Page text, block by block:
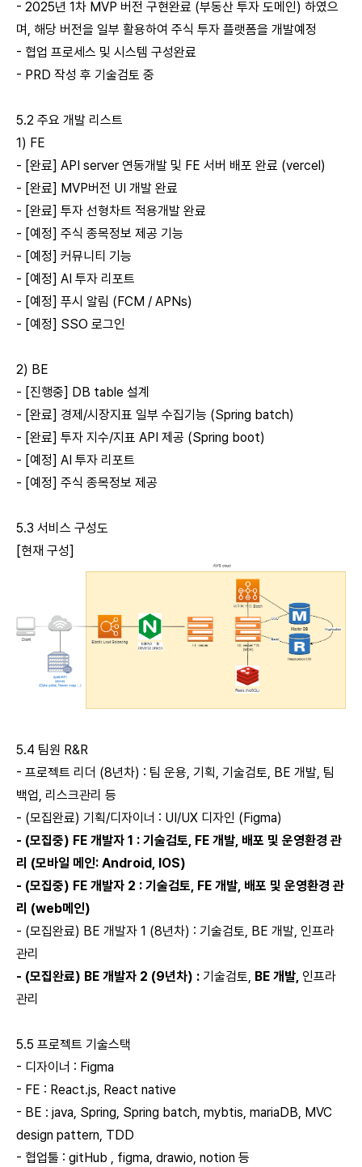
- 2025년 1차 MVP 버전 구현완료 (부동산 투자 도메인) 하였으
며, 해당 버전을 일부 활용하여 주식 투자 플랫폼을 개발예정
- 협업 프로세스 및 시스템 구성완료
- PRD 작성 후 기술검토 중
5.2 주요 개발 리스트
1) FE
- [완료] API server 연동개발 및 FE 서버 배포 완료 (vercel)
- [완료] MVP버전 UI 개발 완료
- [완료] 투자 선형차트 적용개발 완료
- [예정] 주식 종목정보 제공 기능
- [예정] 커뮤니티 기능
- [예정] AI 투자 리포트
- [예정] 푸시 알림 (FCM / APNs)
- [예정] SSO 로그인
2) BE
- [진행중] DB table 설계
- [완료] 경제/시장지표 일부 수집기능 (Spring batch)
- [완료] 투자 지수/지표 API 제공 (Spring boot)
- [예정] AI 투자 리포트
- [예정] 주식 종목정보 제공
5.3 서비스 구성도
[현재 구성]
5.4 팀원 R&R
- 프로젝트 리더 (8년차) : 팀 운용, 기획, 기술검토, BE 개발, 팀
백업, 리스크관리 등
- (모집완료) 기획/디자이너 : UI/UX 디자인 (Figma)
- (모집중) FE 개발자 1 : 기술검토, FE 개발, 배포 및 운영환경 관
리 (모바일 메인: Android, IOS)
- (모집중) FE 개발자 2 : 기술검토, FE 개발, 배포 및 운영환경 관
리 (web메인)
- (모집완료) BE 개발자 1 (8년차) : 기술검토, BE 개발, 인프라
관리
- (모집완료) BE 개발자 2 (9년차) : 기술검토, BE 개발, 인프라
관리
5.5 프로젝트 기술스택
- 디자이너 : Figma
- FE : React.js, React native
- BE : java, Spring, Spring batch, mybtis, mariaDB, MVC
design pattern, TDD
- 협업툴 : gitHub , figma, drawio, notion 등